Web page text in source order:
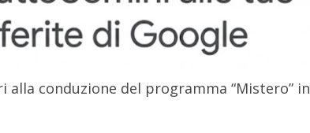
alla conduzione del programma “Mistero” in